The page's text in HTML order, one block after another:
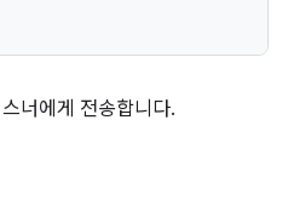
너에게 전송합니다.